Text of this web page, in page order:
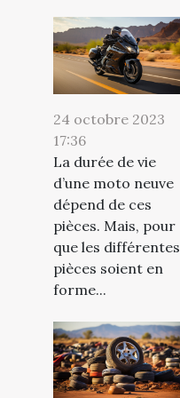
24 octobre 2023
17:36
La durée de vie
d’une moto neuve
dépend de ces
pièces. Mais, pour
que les différentes
pièces soient en
forme...